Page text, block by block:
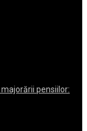
pensiilor: